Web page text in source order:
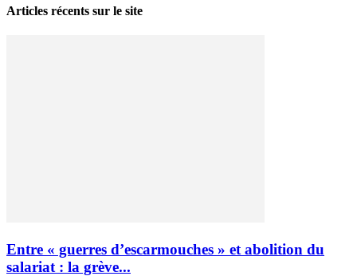
Articles récents sur le site
Entre « guerres d’escarmouches » et abolition du
salariat : la grève...